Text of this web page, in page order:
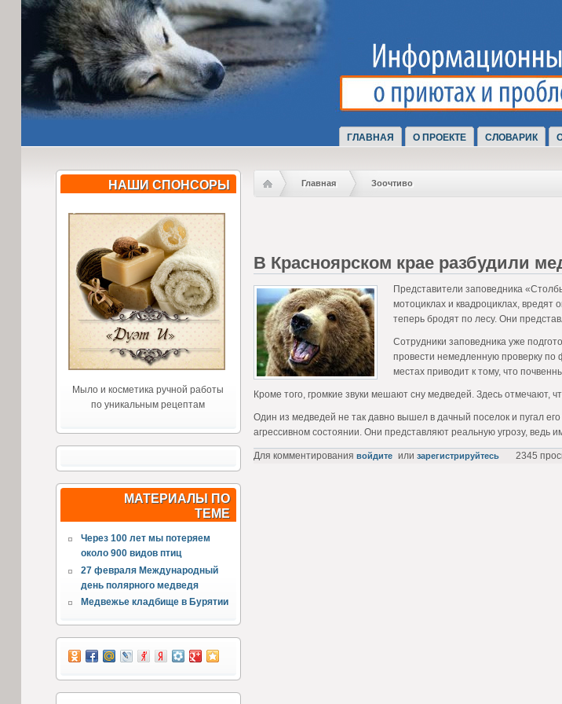
ГЛАВНАЯ О ПРОЕКТЕ СЛОВАРИК
НАШИ СПОНСОРЫ
Мыло и косметика ручной работы
по уникальным рецептам
МАТЕРИАЛЫ ПО
ТЕМЕ
Через 100 лет мы потеряем
около 900 видов птиц
27 февраля Международный
день полярного медведя
Медвежье кладбище в Бурятии
Главная Зоочтиво
В Красноярском крае разбудили
Представители заповедника
мотоциклах и квадроциклах, вредят
теперь бродят по лесу. Они
Сотрудники заповедника уже
провести немедленную проверку по
местах приводит к тому, что
Кроме того, громкие звуки мешают сну медведей. Здесь отмечают,
Один из медведей не так давно вышел в дачный поселок и пугал
агрессивном состоянии. Они представляют реальную угрозу, ведь
Для комментирования войдите или зарегистрируйтесь 2345